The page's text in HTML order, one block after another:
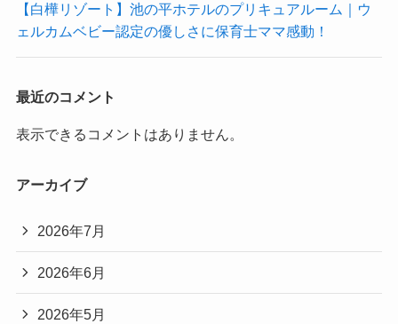
【白樺リゾート】池の平ホテルのプリキュアルーム｜ウ
ェルカムベビー認定の優しさに保育士ママ感動！
最近のコメント
表示できるコメントはありません。
アーカイブ
2026年7月
2026年6月
2026年5月